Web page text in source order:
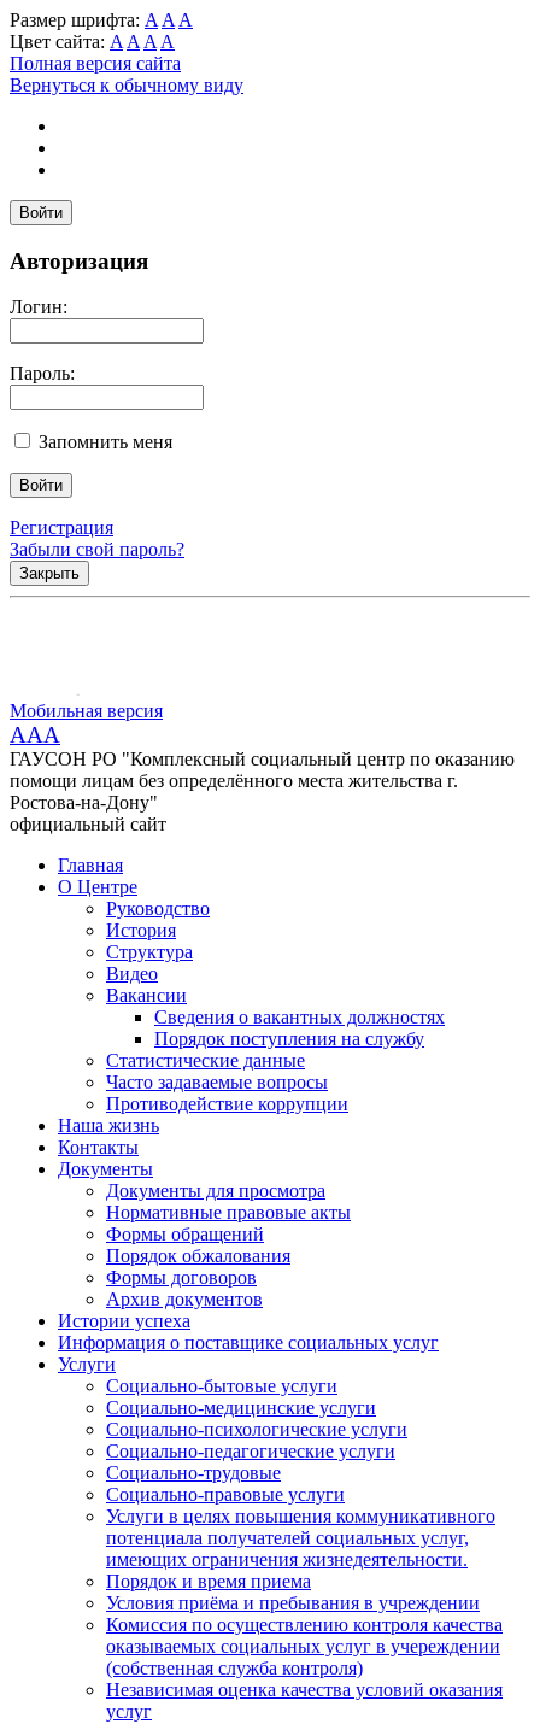
Размер шрифта: A A A
Цвет сайта: A A A A
Полная версия сайта
Вернуться к обычному виду
Войти
Авторизация
Логин:
Пароль:
Запомнить меня
Регистрация
Забыли свой пароль?
Закрыть
Мобильная версия
AAA
ГАУСОН РО "Комплексный социальный центр по оказанию
помощи лицам без определённого места жительства г.
Ростова-на-Дону"
официальный сайт
Главная
О Центре
Руководство
История
Структура
Видео
Вакансии
Сведения о вакантных должностях
Порядок поступления на службу
Статистические данные
Часто задаваемые вопросы
Противодействие коррупции
Наша жизнь
Контакты
Документы
Документы для просмотра
Нормативные правовые акты
Формы обращений
Порядок обжалования
Формы договоров
Архив документов
Истории успеха
Информация о поставщике социальных услуг
Услуги
Социально-бытовые услуги
Социально-медицинские услуги
Социально-психологические услуги
Социально-педагогические услуги
Социально-трудовые
Социально-правовые услуги
Услуги в целях повышения коммуникативного
потенциала получателей социальных услуг,
имеющих ограничения жизнедеятельности.
Порядок и время приема
Условия приёма и пребывания в учреждении
Комиссия по осуществлению контроля качества
оказываемых социальных услуг в учереждении
(собственная служба контроля)
Независимая оценка качества условий оказания
услуг